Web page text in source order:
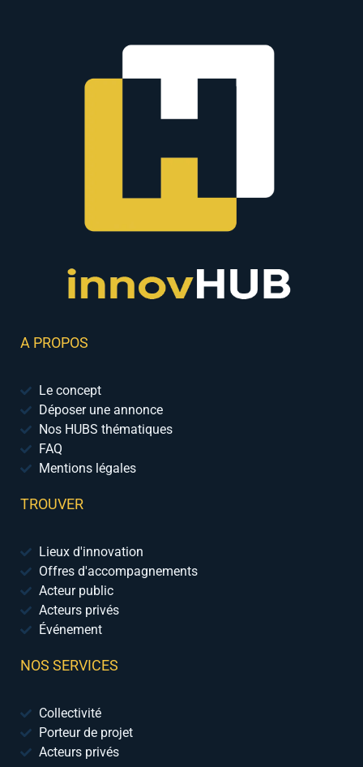
A PROPOS
Le concept
Déposer une annonce
Nos HUBS thématiques
FAQ
Mentions légales
TROUVER
Lieux d'innovation
Offres d'accompagnements
Acteur public
Acteurs privés
Événement
NOS SERVICES
Collectivité
Porteur de projet
Acteurs privés